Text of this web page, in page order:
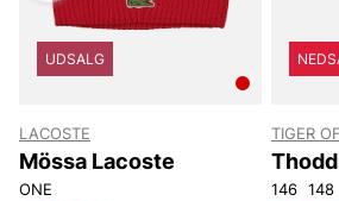
UDSALG
LACOSTE
Mössa Lacoste
ONE
TIGER
146 148